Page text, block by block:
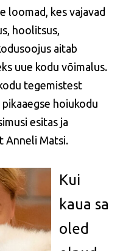
loomad, kes vajavad
hoolitsus,
aitab
uue kodu võimalus.
tegemistest
hoiukodu
esitas ja
Anneli Matsi.
Kui
kaua sa
oled